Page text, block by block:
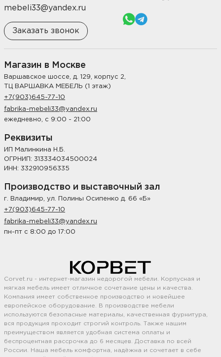
mebeli33@yandex.ru
Заказать звонок
Магазин в Москве
Варшавское шоссе, д. 129, корпус 2,
ТЦ ВАРШАВКА МЕБЕЛЬ (1 этаж)
+7(903)645-77-10
fabrika-mebeli33@yandex.ru
ежедневно, с 9:00 - 21:00
Реквизиты
ИП Малинкина Н.Б.
ОГРНИП: 313334034500024
ИНН: 332910956335
Производство и выставочный зал
г. Владимир, ул. Полины Осипенко д. 66 «Б»
+7(903)645-77-10
fabrika-mebeli33@yandex.ru
пн-пт с 8:00 до 17:00
Corvet.ru - интернет-магазин недорогой мебели. Корпусная и
мягкая мебель имеет отличное сочетание цены и качества.
Компания имеет собственное производство и новейшее
европейское оборудование. В производстве мебели
используются безопасные материалы, качественная фурнитура,
вся продукция проходит строгий контроль. Также нашим
преимуществом является удобная система оплаты и
беспроцентная рассрочка до 6 месяцев. Доставка по всей
России. Наша мебель комфортна, надёжна и сочетает в себе